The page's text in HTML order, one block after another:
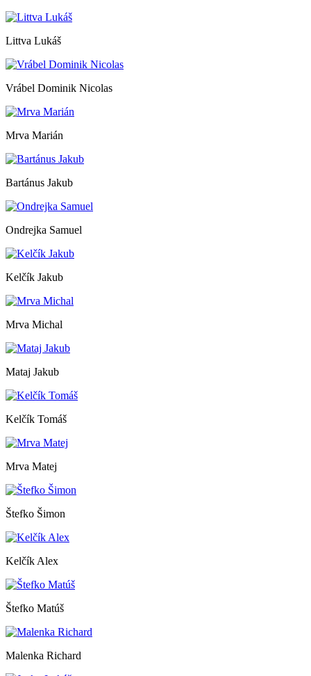
Littva Lukáš
Vrábel Dominik Nicolas
Mrva Marián
Bartánus Jakub
Ondrejka Samuel
Kelčík Jakub
Mrva Michal
Mataj Jakub
Kelčík Tomáš
Mrva Matej
Štefko Šimon
Kelčík Alex
Štefko Matúš
Malenka Richard